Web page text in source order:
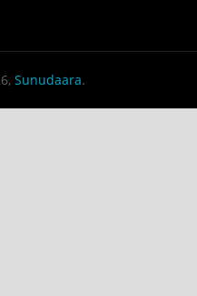
Sunudaara.